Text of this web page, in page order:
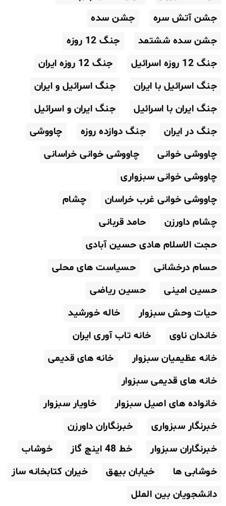
جشن آتش سره
جشن سده
جشن سده ششتمد
جنگ 12 روزه
جنگ 12 روزه اسرائیل
جنگ 12 روزه ایران
جنگ اسرائیل با ایران
جنگ اسرائیل و ایران
جنگ ایران با اسرائیل
جنگ ایران و اسرائیل
جنگ در ایران
جنگ دوازده روزه
چاووشی
چاووشی خوانی
چاووشی خوانی خراسانی
چاووشی خوانی سبزواری
چاووشی خوانی غرب خراسان
چشام
چشام داورزن
حامد قربانی
حجت الاسلام هادی حسین آبادی
حسام درخشانی
حسیاست های محلی
حسین امینی
حسین ریاضی
حیات وحش سبزوار
خاله خورشید
خاندان ناوی
خانه تاب آوری ایران
خانه عظیمیان سبزوار
خانه های قدیمی
خانه های قدیمی سبزوار
خانواده های اصیل سبزوار
خاویار سبزوار
خبرنگار سبزواری
خبرنگاران داورزن
خبرنگاران سبزوار
خط 48 اینچ گاز
خوشاب
خوشابی ها
خیابان بیهق
خیران کتابخانه ساز
دانشجویان بین الملل